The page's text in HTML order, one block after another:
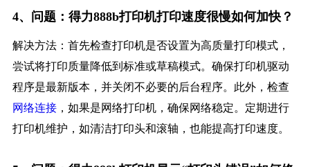
4、问题：得力888b打印机打印速度很慢如何加快？
解决方法：首先检查打印机是否设置为高质量打印模式，
尝试将打印质量降低到标准或草稿模式。确保打印机驱动
程序是最新版本，并关闭不必要的后台程序。此外，检查
网络连接，如果是网络打印机，确保网络稳定。定期进行
打印机维护，如清洁打印头和滚轴，也能提高打印速度。